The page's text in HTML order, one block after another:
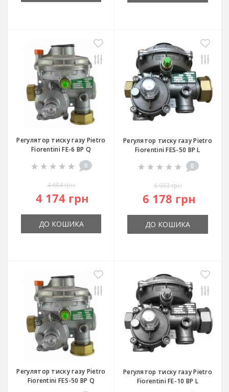
Регулятор тиску газу Pietro
Fiorentini FE-6 BP Q
0
4 684 грн
4 174 грн
ДО КОШИКА
Регулятор тиску газу Pietro
Fiorentini FES-50 BP L
0
6 933 грн
6 178 грн
ДО КОШИКА
Регулятор тиску газу Pietro
Fiorentini FES-50 BP Q
Регулятор тиску газу Pietro
Fiorentini FE-10 BP L